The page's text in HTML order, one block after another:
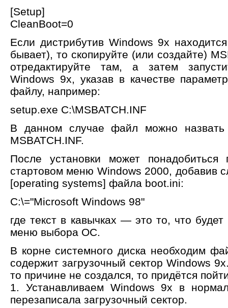
[Setup]
CleanBoot=0
Если дистрибутив Windows 9x
бывает), то скопируйте (или создайте)
отредактируйте там, а затем
Windows 9x, указав в качестве
файлу, например:
setup.exe C:\MSBATCH.INF
В данном случае файл можно назвать
MSBATCH.INF.
После установки может
стартовом меню Windows 2000, добавив
[operating systems] файла boot.ini:
C:\="Microsoft Windows 98"
где текст в кавычках — это то, что
меню выбора ОС.
В корне системного диска необходим
содержит загрузочный сектор Windows
то причине не создался, то придётся
1. Устанавливаем Windows 9x в
перезаписала загрузочный сектор.